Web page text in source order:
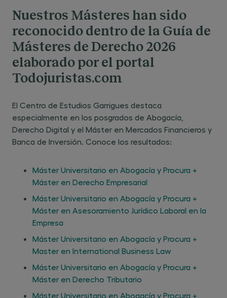
Nuestros Másteres han sido
reconocido dentro de la Guía de
Másteres de Derecho 2026
elaborado por el portal
Todojuristas.com
El Centro de Estudios Garrigues destaca
especialmente en los posgrados de Abogacía,
Derecho Digital y el Máster en Mercados Financieros y
Banca de Inversión. Conoce los resultados:
Máster Universitario en Abogacía y Procura +
Máster en Derecho Empresarial
Máster Universitario en Abogacía y Procura +
Máster en Asesoramiento Jurídico Laboral en la
Empresa
Máster Universitario en Abogacía y Procura +
Master en International Business Law
Máster Universitario en Abogacía y Procura +
Máster en Derecho Tributario
Máster Universitario en Abogacía y Procura +